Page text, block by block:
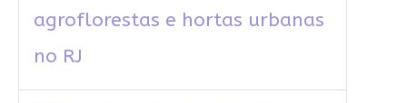
agroflorestas e hortas urbanas
no RJ